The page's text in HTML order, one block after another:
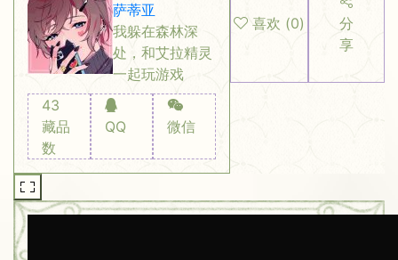
萨蒂亚
我躲在森林深
处，和艾拉精灵
一起玩游戏
43
藏品
数
QQ 微信
喜欢 (0)
分
享